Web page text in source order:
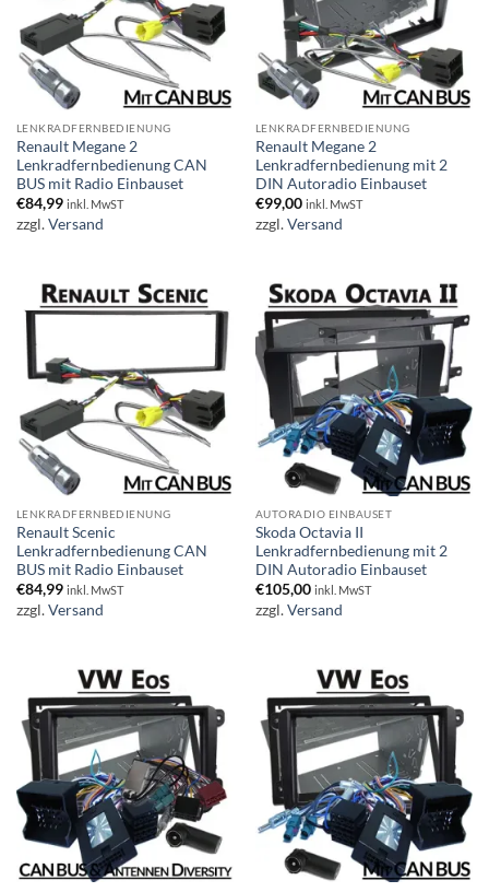
LENKRADFERNBEDIENUNG
Renault Megane 2
Lenkradfernbedienung CAN
BUS mit Radio Einbauset
€84,99 inkl. MwST
zzgl.Versand
LENKRADFERNBEDIENUNG
Renault Megane 2
Lenkradfernbedienung mit 2
DIN Autoradio Einbauset
€99,00 inkl. MwST
zzgl.Versand
LENKRADFERNBEDIENUNG
Renault Scenic
Lenkradfernbedienung CAN
BUS mit Radio Einbauset
€84,99 inkl. MwST
zzgl.Versand
AUTORADIO EINBAUSET
Skoda Octavia II
Lenkradfernbedienung mit 2
DIN Autoradio Einbauset
€105,00 inkl. MwST
zzgl.Versand